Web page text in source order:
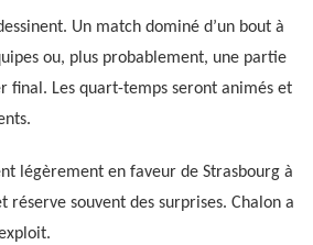
Un match dominé d’un bout à
ou, plus probablement, une partie
final. Les quart-temps seront animés et
légèrement en faveur de Strasbourg à
réserve souvent des surprises. Chalon a